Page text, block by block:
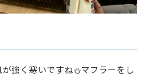
強く寒いですね⛄マフラーをし